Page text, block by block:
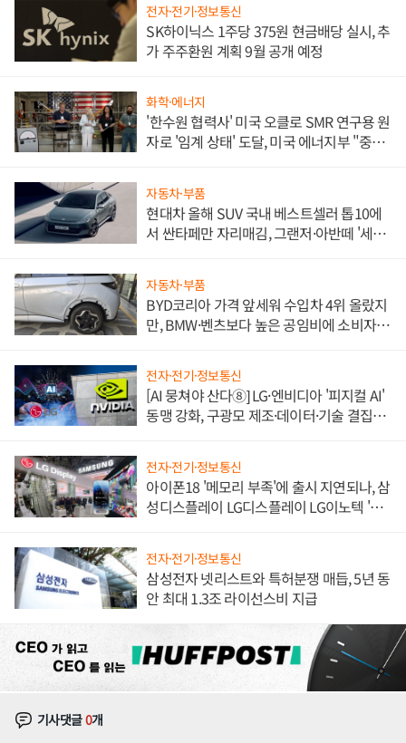
전자·전기·정보통신
SK하이닉스 1주당 375원 현금배당 실시, 추
가 주주환원 계획 9월 공개 예정
화학·에너지
'한수원 협력사' 미국 오클로 SMR 연구용 원
자로 '임계 상태' 도달, 미국 에너지부 "중요
자동차·부품
현대차 올해 SUV 국내 베스트셀러 톱10에
서 싼타페만 자리매김, 그랜저·아반떼 '세단
자동차·부품
BYD코리아 가격 앞세워 수입차 4위 올랐지
만, BMW·벤츠보다 높은 공임비에 소비자
전자·전기·정보통신
[AI 뭉쳐야 산다⑧] LG·엔비디아 '피지컬 AI'
동맹 강화, 구광모 제조·데이터·기술 결집
전자·전기·정보통신
아이폰18 '메모리 부족'에 출시 지연되나, 삼
성디스플레이 LG디스플레이 LG이노텍 '탈
전자·전기·정보통신
삼성전자 넷리스트와 특허분쟁 매듭, 5년 동
안 최대 1.3조 라이선스비 지급
기사댓글0개